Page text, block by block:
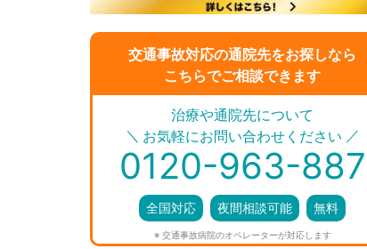
交通事故対応の通院先をお探しなら
こちらでご相談できます
＼ ／
治療や通院先について
お気軽にお問い合わせください
0120-963-887
全国対応 夜間相談可能 無料
※ 交通事故病院のオペレーターが対応します